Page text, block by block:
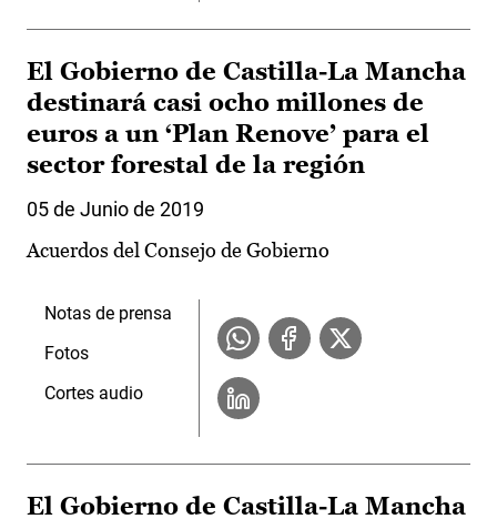
El Gobierno de Castilla-La Mancha
destinará casi ocho millones de
euros a un ‘Plan Renove’ para el
sector forestal de la región
05 de Junio de 2019
Acuerdos del Consejo de Gobierno
Notas de prensa
Fotos
Cortes audio
El Gobierno de Castilla-La Mancha